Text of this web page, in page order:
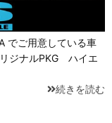
でご用意している車
ジナルPKG ハイエ
続きを読む